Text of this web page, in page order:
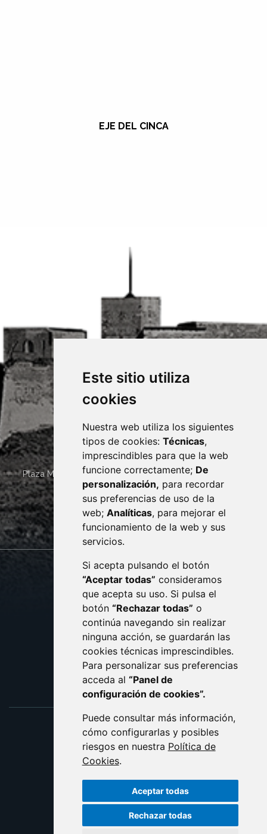
Este sitio utiliza
cookies
Nuestra web utiliza los siguientes
tipos de cookies: Técnicas,
imprescindibles para que la web
funcione correctamente; De
personalización, para recordar
sus preferencias de uso de la
web; Analíticas, para mejorar el
funcionamiento de la web y sus
servicios.
Si acepta pulsando el botón
“Aceptar todas” consideramos
que acepta su uso. Si pulsa el
botón “Rechazar todas” o
continúa navegando sin realizar
ninguna acción, se guardarán las
cookies técnicas imprescindibles.
Para personalizar sus preferencias
acceda al “Panel de
configuración de cookies”.
Puede consultar más información,
cómo configurarlas y posibles
riesgos en nuestra Política de
Cookies.
Aceptar todas
Rechazar todas
EJE DEL CINCA
Plaza Mayor 4 22400 MONZÓN - ARAGÓN (ESPAÑA)
· (34) 974 400 700 ·
sac@monzon.es
monzon.es
CONTACTO
AVISO LEGAL
PROTECCIÓN DE DATOS
POLÍTICA DE COOKIES
ACCESIBILIDAD
ENLACE EXTERNO AL